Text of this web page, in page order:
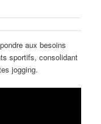
aux besoins
sportifs, consolidant
jogging.